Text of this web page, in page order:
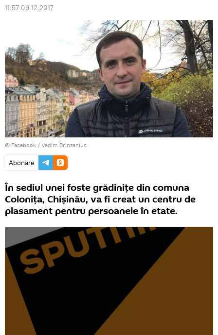
11:57 09.12.2017
© Facebook / Vadim Brinzaniuc
Abonare
În sediul unei foste grădinițe din comuna
Colonița, Chișinău, va fi creat un centru de
plasament pentru persoanele în etate.